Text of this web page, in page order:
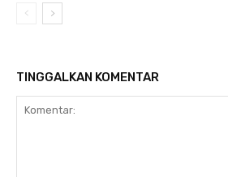
TINGGALKAN KOMENTAR